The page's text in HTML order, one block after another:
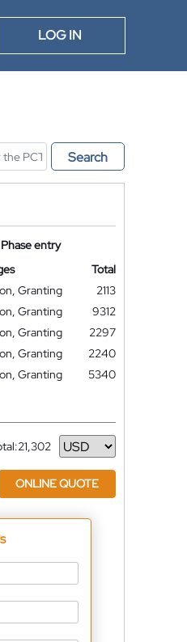
LOG IN
Search
entry
Total
Granting
2113
Granting
9312
Granting
2297
Granting
2240
Granting
5340
21,302
ONLINE QUOTE